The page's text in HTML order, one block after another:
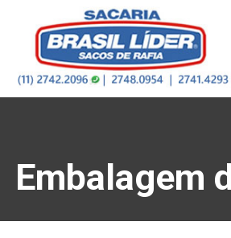
Embalagem